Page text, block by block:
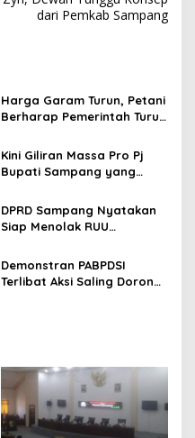
dari Pemkab Sampang
Harga Garam Turun, Petani
Berharap Pemerintah Turun
Kini Giliran Massa Pro Pj
Bupati Sampang yang
DPRD Sampang Nyatakan
Siap Menolak RUU
Demonstran PABPDSI
Terlibat Aksi Saling Dorong